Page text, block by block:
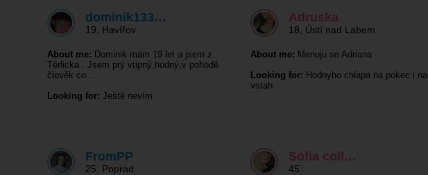
dominik133…
19 Havířov
About me: Dominik mám 19 let a jsem z
Těrlicka . Jsem prý vtipný,hodný,v pohodě
člověk co…
Looking for: Ještě nevím
FromPP
25 Poprad
Adruska
18 Ústí nad Labem
About me: Menuju se Adriana
Looking for: Hodnyho chlapa na pokec i na
vstah
Sofia coll…
45